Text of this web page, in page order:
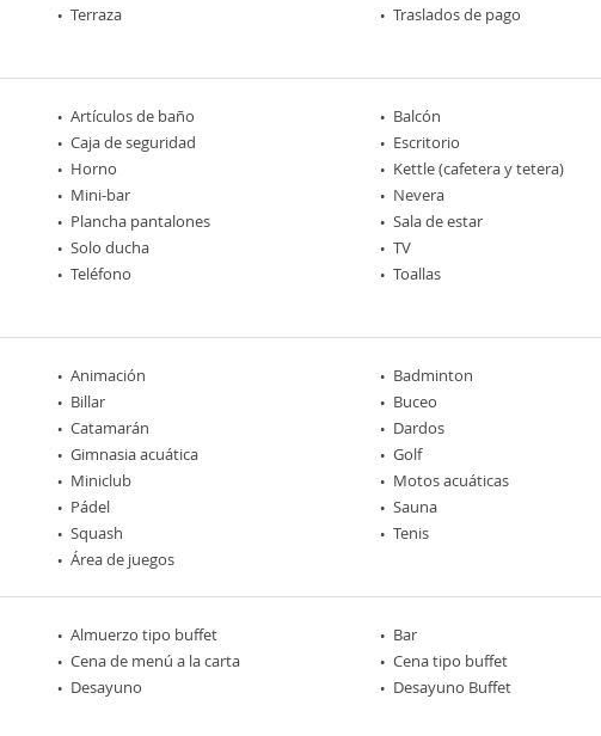
Terraza
Traslados de pago
Artículos de baño
Balcón
Caja de seguridad
Escritorio
Horno
Kettle (cafetera y tetera)
Mini-bar
Nevera
Plancha pantalones
Sala de estar
Solo ducha
TV
Teléfono
Toallas
Animación
Badminton
Billar
Buceo
Catamarán
Dardos
Gimnasia acuática
Golf
Miniclub
Motos acuáticas
Pádel
Sauna
Squash
Tenis
Área de juegos
Almuerzo tipo buffet
Bar
Cena de menú a la carta
Cena tipo buffet
Desayuno
Desayuno Buffet